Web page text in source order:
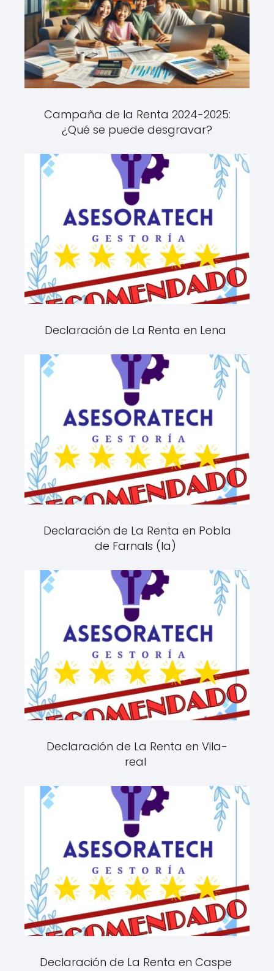
Campaña de la Renta 2024-2025:
¿Qué se puede desgravar?
Declaración de La Renta en Lena
Declaración de La Renta en Pobla
de Farnals (la)
Declaración de La Renta en Vila-
real
Declaración de La Renta en Caspe